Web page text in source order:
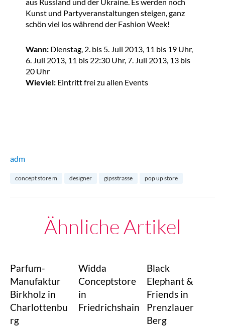
Kunst und Partyveranstaltungen steigen, ganz
schön viel los während der Fashion Week!
Wann: Dienstag, 2. bis 5. Juli 2013, 11 bis 19 Uhr,
6. Juli 2013, 11 bis 22:30 Uhr, 7. Juli 2013, 13 bis
20 Uhr
Wieviel: Eintritt frei zu allen Events
adm
concept store m designer gipsstrasse pop up store
Ähnliche Artikel
Parfum-
Manufaktur
Birkholz in
Charlottenbu
rg
Widda
Conceptstore
in
Friedrichshain
Black
Elephant &
Friends in
Prenzlauer
Berg